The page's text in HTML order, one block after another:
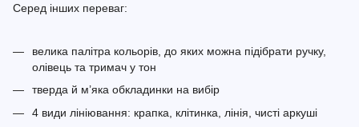
Серед інших переваг:
велика палітра кольорів, до яких можна підібрати ручку,
олівець та тримач у тон
тверда й м’яка обкладинки на вибір
4 види лініювання: крапка, клітинка, лінія, чисті аркуші